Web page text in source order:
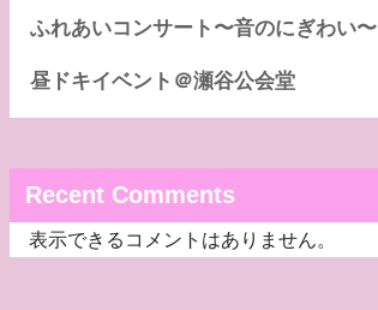
ふれあいコンサート〜音のにぎわい〜
昼ドキイベント＠瀬谷公会堂
Recent Comments
表示できるコメントはありません。